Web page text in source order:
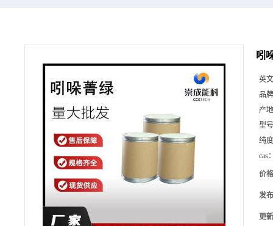
吲
英
品
产
型
纯
cas
价
发
更